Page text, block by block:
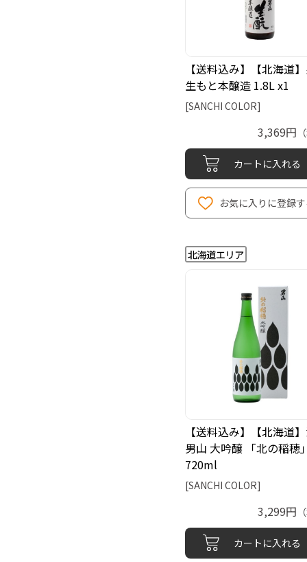
【送料込み】【北海道
生もと本醸造 1.8L x1
[SANCHI COLOR]
3,369円
カートに入れる
お気に入りに登録
【送料込み】【北海道
男山 大吟醸 「北の稲穂
720ml
[SANCHI COLOR]
3,299円
カートに入れる